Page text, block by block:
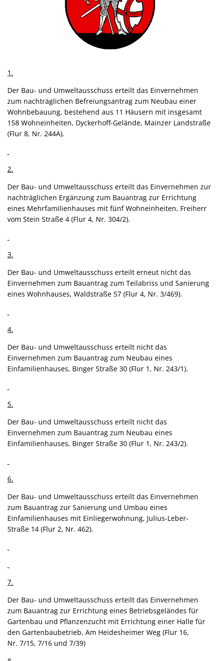
Kommunale Wärmeplanung
Zugang zum Rathaus
Senioren
Bildung
Klimaschutz Budenheim
Fahrradverleih
Bücherei
1.
Der Bau- und Umweltausschuss erteilt das Einvernehmen
zum nachträglichen Befreiungsantrag zum Neubau einer
Wohnbebauung, bestehend aus 11 Häusern mit insgesamt
158 Wohneinheiten, Dyckerhoff-Gelände, Mainzer Landstraße
(Flur 8, Nr. 244A).
2.
Der Bau- und Umweltausschuss erteilt das Einvernehmen zur
nachträglichen Ergänzung zum Bauantrag zur Errichtung
eines Mehrfamilienhauses mit fünf Wohneinheiten, Freiherr
vom Stein Straße 4 (Flur 4, Nr. 304/2).
3.
Der Bau- und Umweltausschuss erteilt erneut nicht das
Einvernehmen zum Bauantrag zum Teilabriss und Sanierung
eines Wohnhauses, Waldstraße 57 (Flur 4, Nr. 3/469).
4.
Der Bau- und Umweltausschuss erteilt nicht das
Einvernehmen zum Bauantrag zum Neubau eines
Einfamilienhauses, Binger Straße 30 (Flur 1, Nr. 243/1).
5.
Der Bau- und Umweltausschuss erteilt nicht das
Einvernehmen zum Bauantrag zum Neubau eines
Einfamilienhauses, Binger Straße 30 (Flur 1, Nr. 243/2).
6.
Der Bau- und Umweltausschuss erteilt das Einvernehmen
zum Bauantrag zur Sanierung und Umbau eines
Einfamilienhauses mit Einliegerwohnung, Julius-Leber-
Straße 14 (Flur 2, Nr. 462).
7.
Der Bau- und Umweltausschuss erteilt das Einvernehmen
zum Bauantrag zur Errichtung eines Betriebsgeländes für
Gartenbau und Pflanzenzucht mit Errichtung einer Halle für
den Gartenbaubetrieb, Am Heidesheimer Weg (Flur 16,
Nr. 7/15, 7/16 und 7/39)